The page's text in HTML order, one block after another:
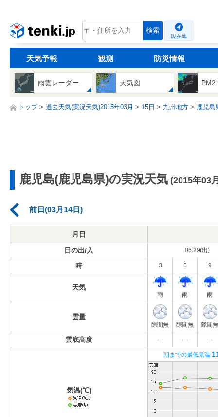
tenki.jp 検索
現在地
天気予報 観測 防災情報
雨雲レーダー 天気図
トップ 過去天気(実況天気)2015年03月 15日 九州地方 鹿児島
鹿児島(鹿児島県)の実況天気 (2015年03
前日(03月14日)
月日
日の出/入 06:29(出)
時 3 6 9
天気
雨 雨 雨
雲量
隙間無 隙間無 隙間無
雲底高度 --- --- ---
気温(℃)
朝までの最低気温